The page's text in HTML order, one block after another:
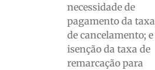
necessidade de
pagamento da taxa
de cancelamento; e
isenção da taxa de
remarcação para